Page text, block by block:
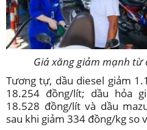
Giá xăng giảm mạnh từ
Tương tự, dầu diesel giảm
18.254 đồng/lít; dầu hỏa
18.528 đồng/lít và dầu
sau khi giảm 334 đồng/kg so